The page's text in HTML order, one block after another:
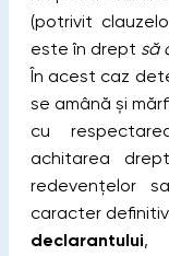
(potrivit
este în drept să
În acest caz
se amână și
cu
achitarea
redevențelor
caracter
declarantului,